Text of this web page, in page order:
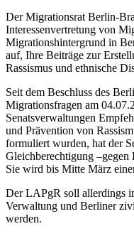
Der Migrationsrat Berlin-
Interessenvertretung von
Migrationshintergrund in
auf, Ihre Beiträge zur
Rassismus und ethnische
Seit dem Beschluss des
Migrationsfragen am
Senatsverwaltungen
und Prävention von
formuliert wurden, hat der
Gleichberechtigung
Sie wird bis Mitte März
Der LAPgR soll allerdings
Verwaltung und Berliner
werden.